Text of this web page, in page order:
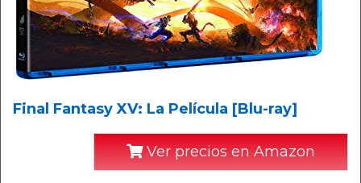
Final Fantasy XV: La Película [Blu-ray]
Ver precios en Amazon